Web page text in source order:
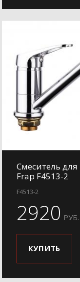
Смеситель для
Frap F4513-2
F4513-2
2920 РУБ.
КУПИТЬ